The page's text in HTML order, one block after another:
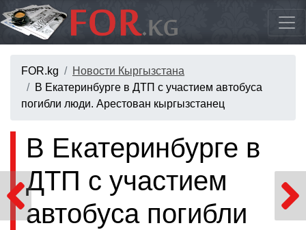
FOR.kg
Новости Кыргызстана
В Екатеринбурге в ДТП с участием автобуса
погибли люди. Арестован кыргызстанец
В Екатеринбурге в
ДТП с участием
автобуса погибли